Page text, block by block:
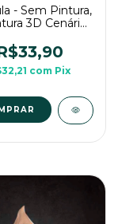
- Sem Pintura,
3D Cenário
com Pix